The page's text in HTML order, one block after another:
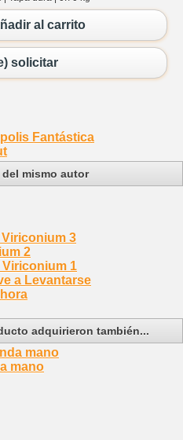
al carrito
solicitar
Fantástica
mismo autor
3
2
1
a Levantarse
adquirieron también...
mano
mano